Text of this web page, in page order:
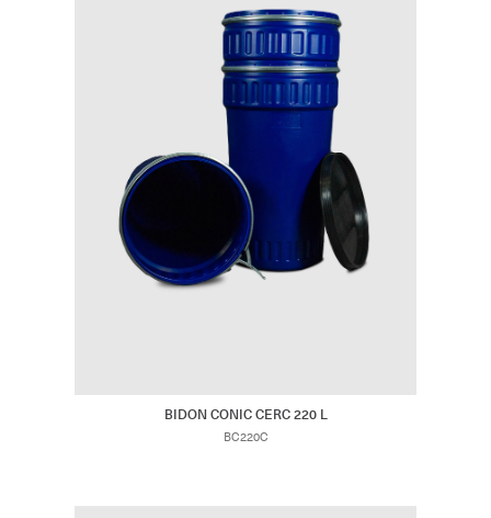
BIDON CONIC CERC 220 L
BC220C